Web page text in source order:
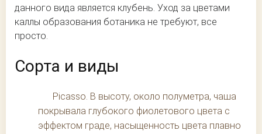
данного вида является клубень. Уход за цветами
каллы образования ботаника не требуют, все
просто.
Сорта и виды
Picasso. В высоту, около полуметра, чаша
покрывала глубокого фиолетового цвета с
эффектом граде, насыщенность цвета плавно